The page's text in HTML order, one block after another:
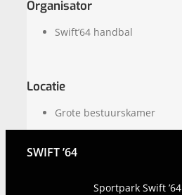
Organisator
Swift’64 handbal
Locatie
Grote bestuurskamer
SWIFT ’64
Sportpark Swift ’64